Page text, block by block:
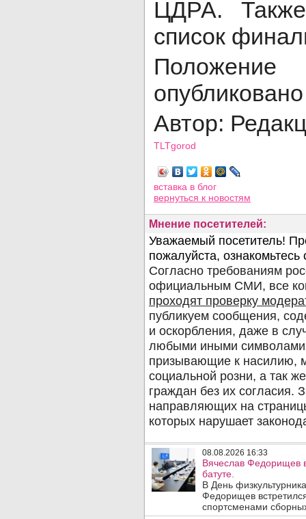
ЦДРА.
список
Автор:
TLTgorod
вставка в блог
вернуться к новостям
Мнение посетителей:
08.08.2026 16:33
Вячеслав Федорищев
батуте.
В День
Федорищев
спортсменами